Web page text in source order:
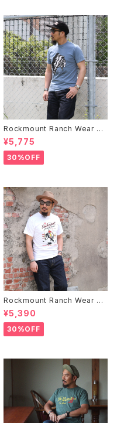
Rockmount Ranch Wear ロ
ックマウント ランチウェア Chie
f Western T-Shirt 半袖Tシャ
ツ 全2色
¥5,775
30%OFF
Rockmount Ranch Wear ロ
ックマウント ランチウェア Rock
mount Bronc Western T-Sh
irt 半袖Tシャツ 全3色
¥5,390
30%OFF